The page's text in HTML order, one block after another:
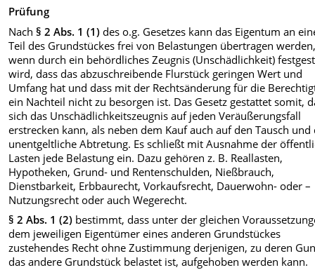
Prüfung
Nach§ 2 Abs. 1 (1) des o.g. Gesetzes kann das Eigentum an
Teil des Grundstückes frei von Belastungen übertragen
wenn durch ein behördliches Zeugnis (Unschädlichkeit)
wird, dass das abzuschreibende Flurstück geringen Wert und
Umfang hat und dass mit der Rechtsänderung für die
ein Nachteil nicht zu besorgen ist. Das Gesetz gestattet somit,
sich das Unschädlichkeitszeugnis auf jeden Veräußerungsfall
erstrecken kann, als neben dem Kauf auch auf den Tausch und
unentgeltliche Abtretung. Es schließt mit Ausnahme der
Lasten jede Belastung ein. Dazu gehören z. B. Reallasten,
Hypotheken, Grund- und Rentenschulden, Nießbrauch,
Dienstbarkeit, Erbbaurecht, Vorkaufsrecht, Dauerwohn- oder –
Nutzungsrecht oder auch Wegerecht.
§ 2 Abs. 1 (2) bestimmt, dass unter der gleichen
dem jeweiligen Eigentümer eines anderen Grundstückes
zustehendes Recht ohne Zustimmung derjenigen, zu deren
das andere Grundstück belastet ist, aufgehoben werden kann.